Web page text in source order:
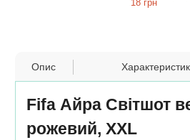
18 грн
Опис
Fifa Айра Світшот
рожевий, ХХL